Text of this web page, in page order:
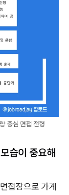
중심 면접 전형
습이 중요해
접장으로 가게